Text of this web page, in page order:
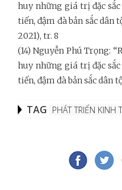
huy những giá trị đặc
tiến, đậm đà bản sắc dân
2021), tr. 8
(14) Nguyễn Phú Trọng:
huy những giá trị đặc
tiến, đậm đà bản sắc dân
TAG PHÁT TRIỂN KINH